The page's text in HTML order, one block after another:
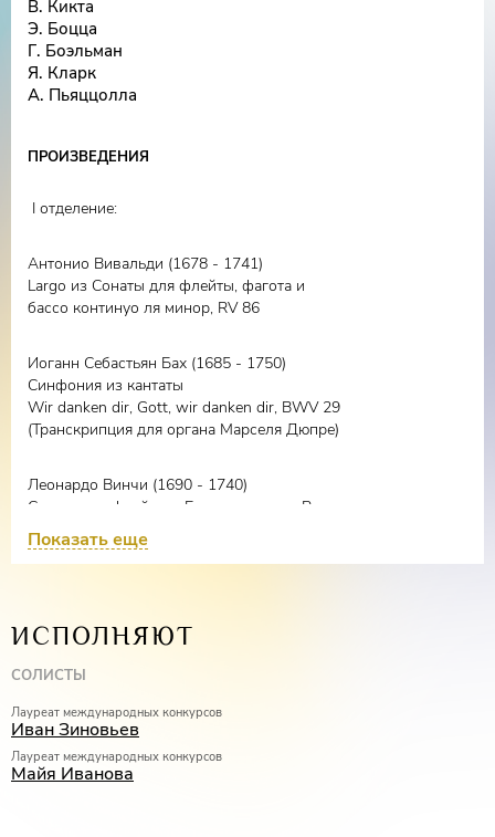
В. Кикта
Э. Боцца
Г. Боэльман
Я. Кларк
А. Пьяццолла
ПРОИЗВЕДЕНИЯ
I отделение:
Антонио Вивальди (1678 - 1741)
Largo из Сонаты для флейты, фагота и
бассо континуо ля минор, RV 86
Иоганн Себастьян Бах (1685 - 1750)
Синфония из кантаты
Wir danken dir, Gott, wir danken dir, BWV 29
(Транскрипция для органа Марселя Дюпре)
Леонардо Винчи (1690 - 1740)
Соната для флейты и Бассо континуо Ре мажор
Adagio, Allegro, Largo, Pastorella, Presto
«Танец блаженных духов» (Мелодия) из оперы «Орфей и
Эвридика»
II отделение:
Показать еще
ИСПОЛНЯЮТ
СОЛИСТЫ
Лауреат международных конкурсов
Иван Зиновьев
Лауреат международных конкурсов
Майя Иванова